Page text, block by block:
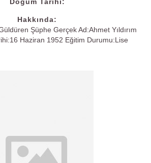
Hakkında:
Şüphe Gerçek Ad:Ahmet Yıldırım
Haziran 1952 Eğitim Durumu:Lise